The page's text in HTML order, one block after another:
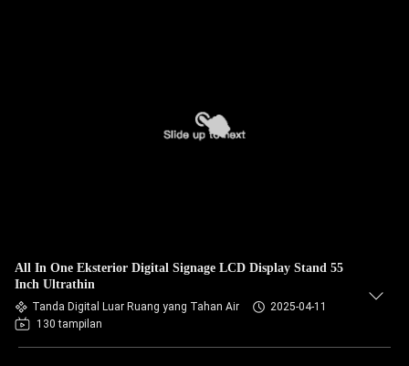
All In One Eksterior Digital Signage LCD Display Stand 55
Inch Ultrathin
Tanda Digital Luar Ruang yang Tahan Air
2025-04-11
130 tampilan